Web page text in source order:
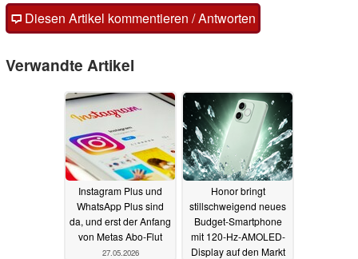
Diesen Artikel kommentieren / Antworten
Verwandte Artikel
Instagram Plus und
WhatsApp Plus sind
da, und erst der Anfang
von Metas Abo-Flut
27.05.2026
Honor bringt
stillschweigend neues
Budget-Smartphone
mit 120-Hz-AMOLED-
Display auf den Markt